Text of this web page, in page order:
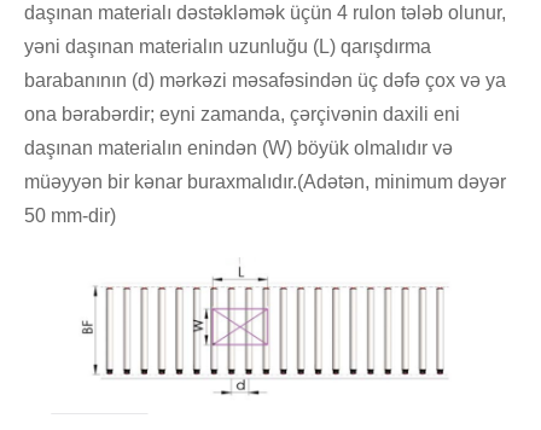
daşınan materialı dəstəkləmək üçün 4 rulon tələb olunur,
yəni daşınan materialın uzunluğu (L) qarışdırma
barabanının (d) mərkəzi məsafəsindən üç dəfə çox və ya
ona bərabərdir; eyni zamanda, çərçivənin daxili eni
daşınan materialın enindən (W) böyük olmalıdır və
müəyyən bir kənar buraxmalıdır.(Adətən, minimum dəyər
50 mm-dir)